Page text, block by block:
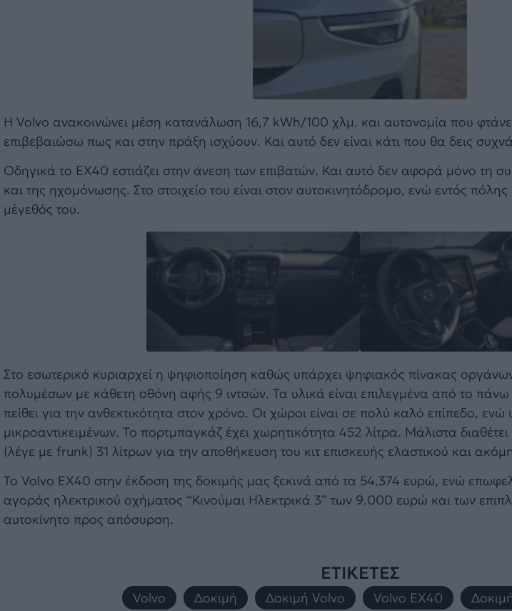
Η Volvo ανακοινώνει μέση κατανάλωση 16,7 kWh/100 χλμ. και αυτονομία που
επιβεβαιώσω πως και στην πράξη ισχύουν. Και αυτό δεν είναι κάτι που θα δεις
Οδηγικά το EX40 εστιάζει στην άνεση των επιβατών. Και αυτό δεν αφορά μόνο τη
και της ηχομόνωσης. Στο στοιχείο του είναι στον αυτοκινητόδρομο, ενώ εντός πόλης
μέγεθός του.
Στο εσωτερικό κυριαρχεί η ψηφιοποίηση καθώς υπάρχει ψηφιακός πίνακας
πολυμέσων με κάθετη οθόνη αφής 9 ιντσών. Τα υλικά είναι επιλεγμένα από το
πείθει για την ανθεκτικότητα στον χρόνο. Οι χώροι είναι σε πολύ καλό επίπεδο,
μικροαντικειμένων. Το πορτμπαγκάζ έχει χωρητικότητα 452 λίτρα. Μάλιστα
(λέγε με frunk) 31 λίτρων για την αποθήκευση του κιτ επισκευής ελαστικού και
Το Volvo EX40 στην έκδοση της δοκιμής μας ξεκινά από τα 54.374 ευρώ, ενώ
αγοράς ηλεκτρικού οχήματος “Κινούμαι Ηλεκτρικά 3” των 9.000 ευρώ και των
αυτοκίνητο προς απόσυρση.
ΕΤΙΚΕΤΕΣ
Volvo Δοκιμή Δοκιμή Volvo Volvo EX40